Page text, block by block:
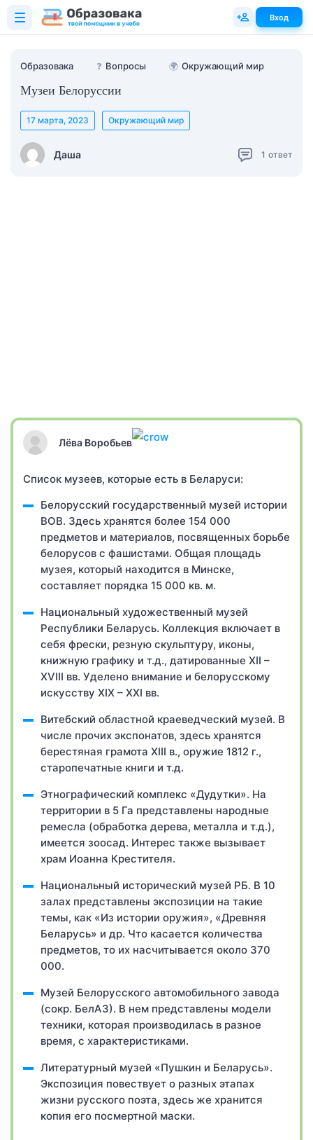
Образовака ❓ Вопросы 🌍 Окружающий мир
Музеи Белоруссии
Даша
17 марта, 2023 Окружающий мир
1 ответ
Лёва Воробьев
Список музеев, которые есть в Беларуси:
Белорусский государственный музей истории
ВОВ. Здесь хранятся более 154 000
предметов и материалов, посвященных борьбе
белорусов с фашистами. Общая площадь
музея, который находится в Минске,
составляет порядка 15 000 кв. м.
Национальный художественный музей
Республики Беларусь. Коллекция включает в
себя фрески, резную скульптуру, иконы,
книжную графику и т.д., датированные XII –
XVIII вв. Уделено внимание и белорусскому
искусству XIX – XXI вв.
Витебский областной краеведческий музей. В
числе прочих экспонатов, здесь хранятся
берестяная грамота XIII в., оружие 1812 г.,
старопечатные книги и т.д.
Этнографический комплекс «Дудутки». На
территории в 5 Га представлены народные
ремесла (обработка дерева, металла и т.д.),
имеется зоосад. Интерес также вызывает
храм Иоанна Крестителя.
Национальный исторический музей РБ. В 10
залах представлены экспозиции на такие
темы, как «Из истории оружия», «Древняя
Беларусь» и др. Что касается количества
предметов, то их насчитывается около 370
000.
Музей Белорусского автомобильного завода
(сокр. БелАЗ). В нем представлены модели
техники, которая производилась в разное
время, с характеристиками.
Литературный музей «Пушкин и Беларусь».
Экспозиция повествует о разных этапах
жизни русского поэта, здесь же хранится
копия его посмертной маски.
Вход